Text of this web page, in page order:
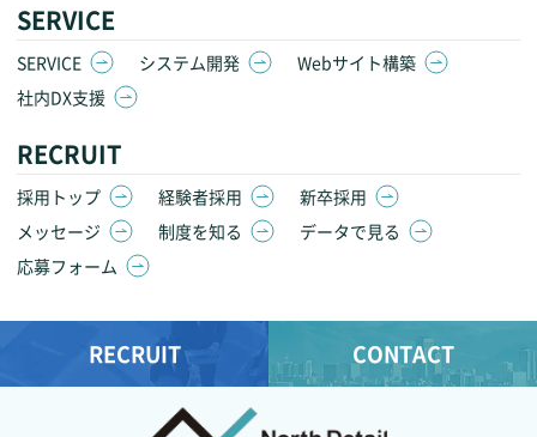
SERVICE
SERVICE システム開発
Webサイト構築
社内DX支援
RECRUIT
採用トップ 経験者採用
新卒採用
メッセージ
制度を知る
データで見る
応募フォーム
RECRUIT CONTACT